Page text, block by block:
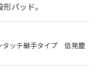
パッド。
ッチ継手タイプ 低発塵